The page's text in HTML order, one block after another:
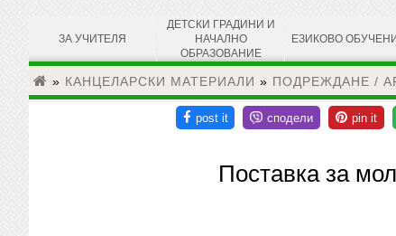
ЗА УЧИТЕЛЯ
ДЕТСКИ ГРАДИНИ И
НАЧАЛНО
ОБРАЗОВАНИЕ
ЕЗИКОВО
» КАНЦЕЛАРСКИ МАТЕРИАЛИ » ПОДРЕЖДАНЕ /
Поставка за